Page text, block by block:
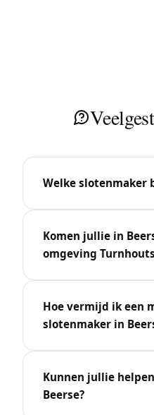
Welke slotenmaker
Komen jullie in
omgeving
Hoe vermijd ik een
slotenmaker in
Kunnen jullie
Beerse?